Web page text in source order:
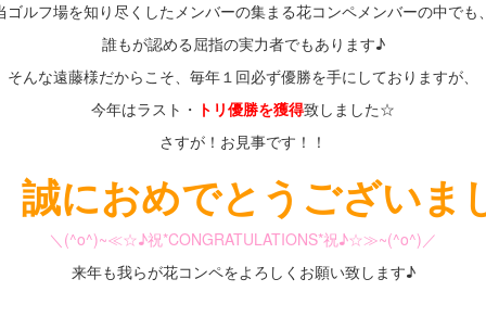
ゴルフ場を知り尽くしたメンバーの集まる花コンペメンバーの中でも、
誰もが認める屈指の実力者でもあります♪
そんな遠藤様だからこそ、毎年１回必ず優勝を手にしておりますが、
今年はラスト・ トリ優勝を獲得致しました☆
さすが！お見事です！！
誠におめでとうございま
＼(^o^)~≪☆♪祝*CONGRATULATIONS*祝♪☆≫~(^o^)／
来年も我らが花コンペをよろしくお願い致します♪